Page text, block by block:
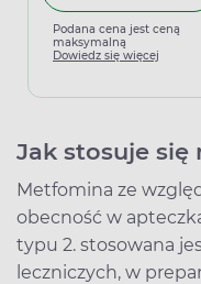
Podana cena jest ceną
maksymalną
Dowiedz się więcej
Jak stosuje się
Metfomina ze
obecność w
typu 2. stosowana
leczniczych, w